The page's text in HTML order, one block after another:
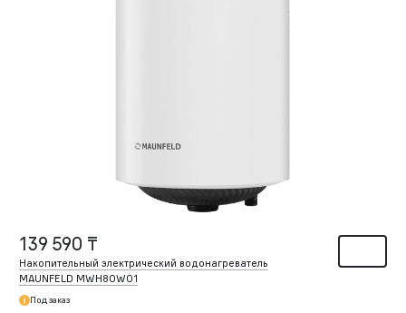
139 590 ₸
Накопительный электрический водонагреватель
MAUNFELD MWH80W01
Под заказ